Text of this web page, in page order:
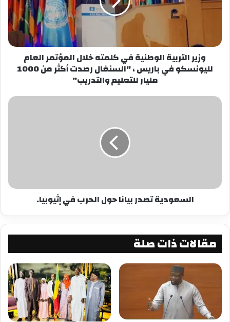
شارك هذا الموضوع:
فيس بوك
معجب بهذه:
وزير التربية الوطنية في كلمته خلال المؤتمر العام
لليونسكو في باريس ، "السنغال رصدت أكثر من 1000
مليار للتعليم والتدريب"
السعودية تصدر بيانا حول الحرب في إثيوبيا.
مقالات ذات صلة